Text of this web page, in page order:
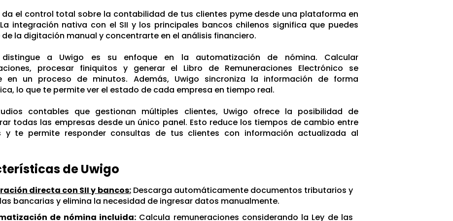
da el control total sobre la contabilidad de tus clientes pyme desde una plataforma en
integración nativa con el SII y los principales bancos chilenos significa que puedes
la digitación manual y concentrarte en el análisis financiero.
a Uwigo es su enfoque en la automatización de nómina. Calcular
procesar finiquitos y generar el Libro de Remuneraciones Electrónico se
en un proceso de minutos. Además, Uwigo sincroniza la información de forma
lo que te permite ver el estado de cada empresa en tiempo real.
contables que gestionan múltiples clientes, Uwigo ofrece la posibilidad de
todas las empresas desde un único panel. Esto reduce los tiempos de cambio entre
y te permite responder consultas de tus clientes con información actualizada al
de Uwigo
directa con SII y bancos:Descarga automáticamente documentos tributarios y
bancarias y elimina la necesidad de ingresar datos manualmente.
de nómina incluida:Calcula remuneraciones considerando la Ley de las